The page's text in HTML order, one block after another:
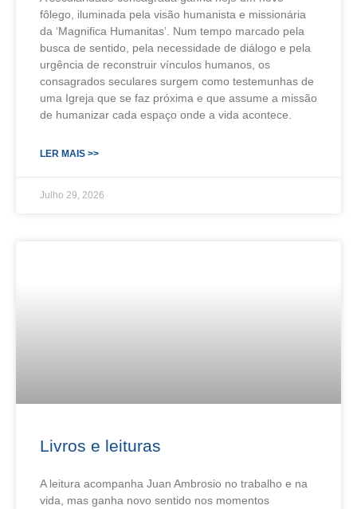
fôlego, iluminada pela visão humanista e missionária
da ‘Magnifica Humanitas’. Num tempo marcado pela
busca de sentido, pela necessidade de diálogo e pela
urgência de reconstruir vínculos humanos, os
consagrados seculares surgem como testemunhas de
uma Igreja que se faz próxima e que assume a missão
de humanizar cada espaço onde a vida acontece.
LER MAIS >>
Julho 29, 2026
Livros e leituras
A leitura acompanha Juan Ambrosio no trabalho e na
vida, mas ganha novo sentido nos momentos